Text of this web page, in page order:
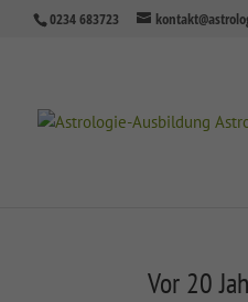
0234 683723
Vor 20